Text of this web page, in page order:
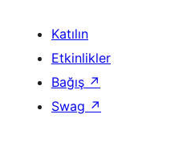
Katılın
Etkinlikler
Bağış ↗
Swag ↗